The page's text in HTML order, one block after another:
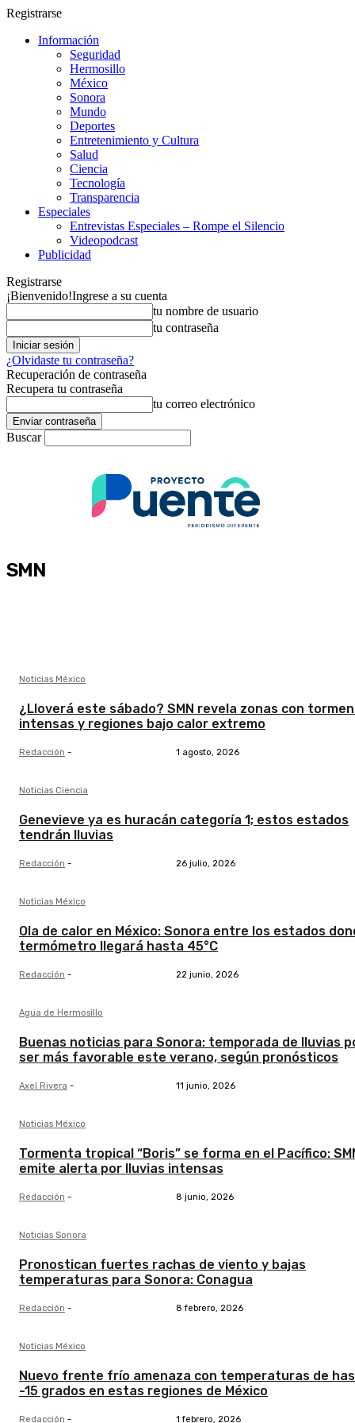
Registrarse
Información
Seguridad
Hermosillo
México
Sonora
Mundo
Deportes
Entretenimiento y Cultura
Salud
Ciencia
Tecnología
Transparencia
Especiales
Entrevistas Especiales – Rompe el Silencio
Videopodcast
Publicidad
Registrarse
¡Bienvenido!Ingrese a su cuenta
tu nombre de usuario
tu contraseña
¿Olvidaste tu contraseña?
Recuperación de contraseña
Recupera tu contraseña
tu correo electrónico
Buscar
SMN
Noticias México
¿Lloverá este sábado? SMN revela zonas con
intensas y regiones bajo calor extremo
Redacción - 1 agosto, 2026
Noticias Ciencia
Genevieve ya es huracán categoría 1; estos estados
tendrán lluvias
Redacción - 26 julio, 2026
Noticias México
Ola de calor en México: Sonora entre los estados
termómetro llegará hasta 45°C
Redacción - 22 junio, 2026
Agua de Hermosillo
Buenas noticias para Sonora: temporada de lluvias
ser más favorable este verano, según pronósticos
Axel Rivera - 11 junio, 2026
Noticias México
Tormenta tropical “Boris” se forma en el Pacífico:
emite alerta por lluvias intensas
Redacción - 8 junio, 2026
Noticias Sonora
Pronostican fuertes rachas de viento y bajas
temperaturas para Sonora: Conagua
Redacción - 8 febrero, 2026
Noticias México
Nuevo frente frío amenaza con temperaturas de
-15 grados en estas regiones de México
Redacción - 1 febrero, 2026